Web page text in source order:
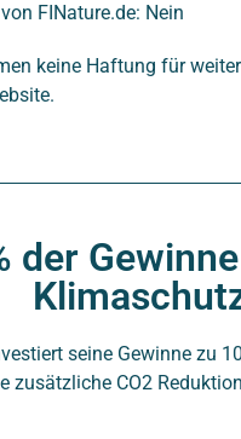
FINature.de: Nein
keine Haftung für
der
seine Gewinne zu
zusätzliche CO2
Solarenergie